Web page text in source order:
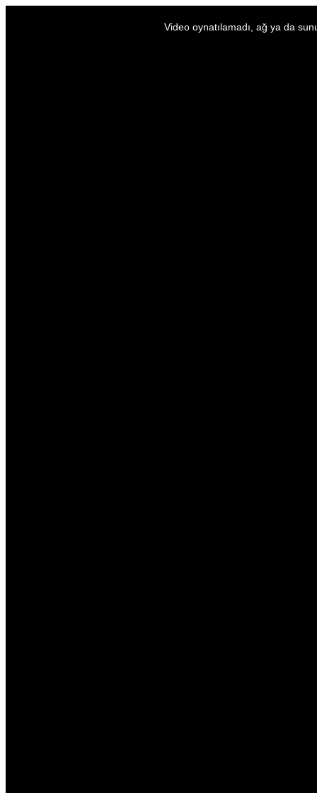
Video oynatılamadı, ağ ya da